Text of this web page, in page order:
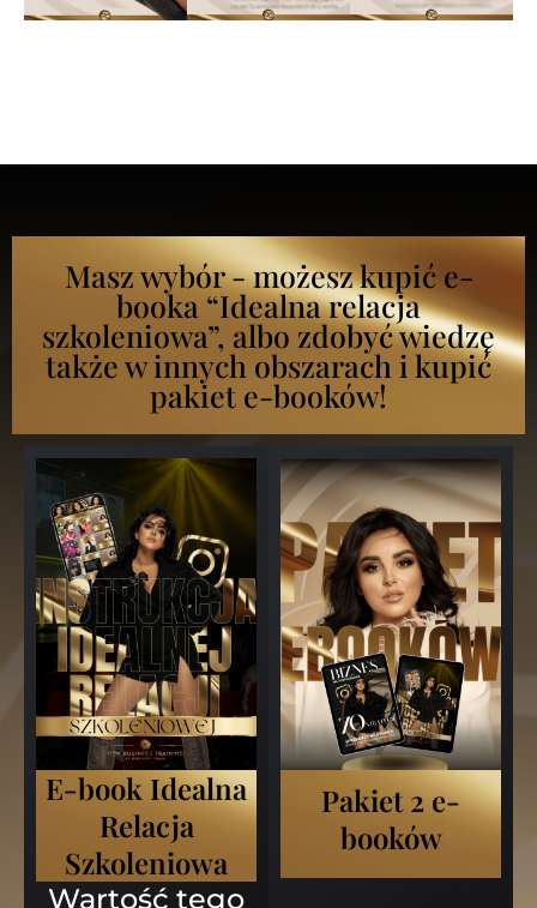
Masz wybór - możesz kupić e-
booka “Idealna relacja
szkoleniowa”, albo zdobyć wiedzę
także w innych obszarach i kupić
pakiet e-booków!
E-book Idealna
Relacja
Szkoleniowa
Wartość tego
Pakiet 2 e-
booków